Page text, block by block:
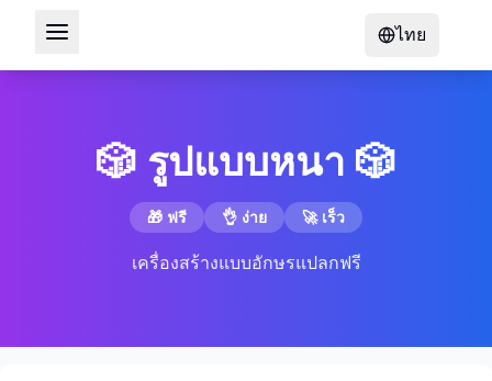
ไทย
🎲 รูปแบบหนา 🎲
🎁 ฟรี 👌 ง่าย 🚀 เร็ว
เครื่องสร้างแบบอักษรแปลกฟรี